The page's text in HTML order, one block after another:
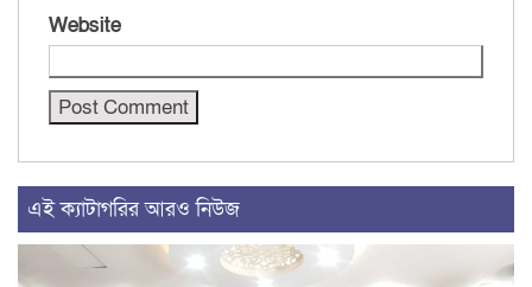
Website
এই ক্যাটাগরির আরও নিউজ